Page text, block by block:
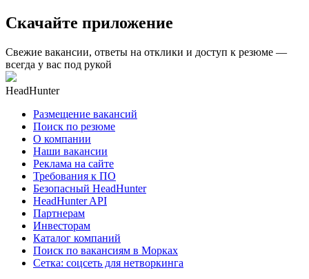
Скачайте приложение
Свежие вакансии, ответы на отклики и доступ к резюме —
всегда у вас под рукой
HeadHunter
Размещение вакансий
Поиск по резюме
О компании
Наши вакансии
Реклама на сайте
Требования к ПО
Безопасный HeadHunter
HeadHunter API
Партнерам
Инвесторам
Каталог компаний
Поиск по вакансиям в Морках
Сетка: соцсеть для нетворкинга